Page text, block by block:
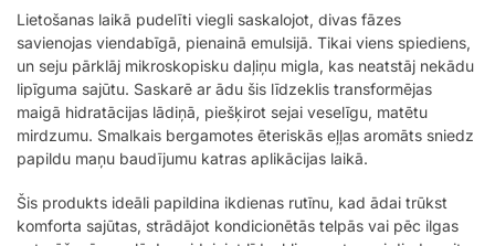
Lietošanas laikā pudelīti viegli saskalojot, divas fāzes
savienojas viendabīgā, pienainā emulsijā. Tikai viens spiediens,
un seju pārklāj mikroskopisku daļiņu migla, kas neatstāj nekādu
lipīguma sajūtu. Saskarē ar ādu šis līdzeklis transformējas
maigā hidratācijas lādiņā, piešķirot sejai veselīgu, matētu
mirdzumu. Smalkais bergamotes ēteriskās eļļas aromāts sniedz
papildu maņu baudījumu katras aplikācijas laikā.
Šis produkts ideāli papildina ikdienas rutīnu, kad ādai trūkst
komforta sajūtas, strādājot kondicionētās telpās vai pēc ilgas